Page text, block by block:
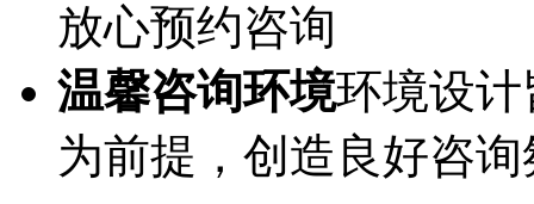
放心预约咨询
温馨咨询环境环境设
为前提，创造良好咨